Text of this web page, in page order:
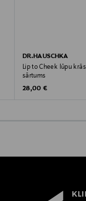
DR.HAUSCHKA
Lip to Cheek lūpu
sārtums
Original Price
28,00 €